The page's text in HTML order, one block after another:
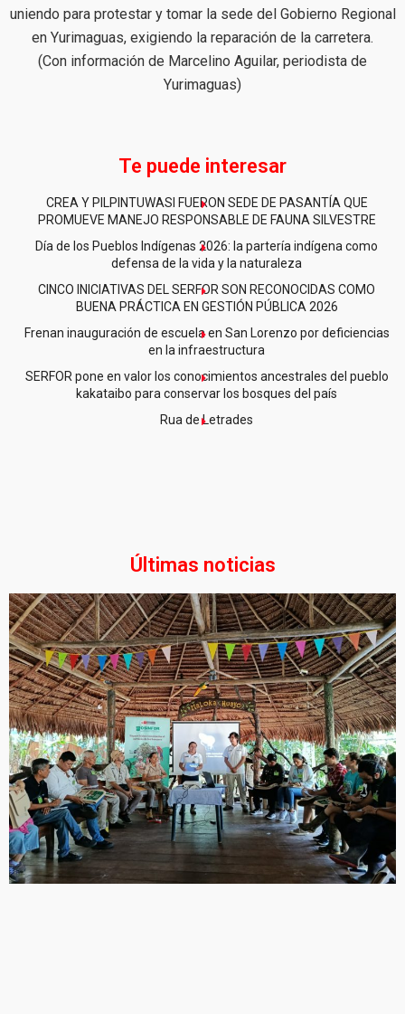
uniendo para protestar y tomar la sede del Gobierno Regional
en Yurimaguas, exigiendo la reparación de la carretera.
(Con información de Marcelino Aguilar, periodista de
Yurimaguas)
Te puede interesar
CREA Y PILPINTUWASI FUERON SEDE DE PASANTÍA QUE
PROMUEVE MANEJO RESPONSABLE DE FAUNA SILVESTRE
Día de los Pueblos Indígenas 2026: la partería indígena como
defensa de la vida y la naturaleza
CINCO INICIATIVAS DEL SERFOR SON RECONOCIDAS COMO
BUENA PRÁCTICA EN GESTIÓN PÚBLICA 2026
Frenan inauguración de escuela en San Lorenzo por deficiencias
en la infraestructura
SERFOR pone en valor los conocimientos ancestrales del pueblo
kakataibo para conservar los bosques del país
Rua de Letrades
Últimas noticias